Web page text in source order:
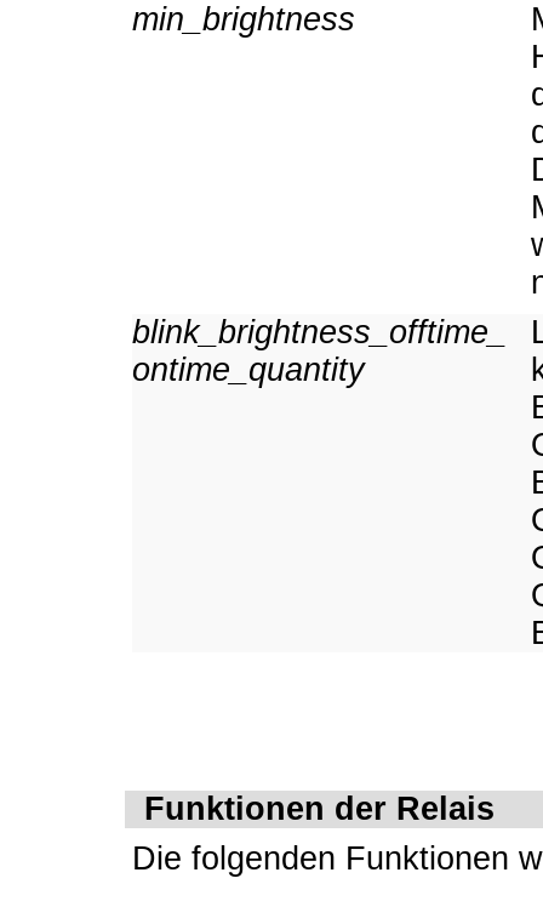
min_brightness
blink_brightness_offtime_
ontime_quantity
Funktionen der Relais
Die folgenden Funktionen